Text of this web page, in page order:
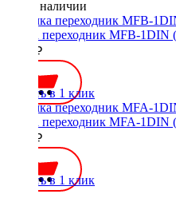
Нет в наличии
Рамка переходник MFB-1DIN
1000 ₽
Купить в 1 клик
Рамка переходник MFA-1DIN
1000 ₽
Купить в 1 клик